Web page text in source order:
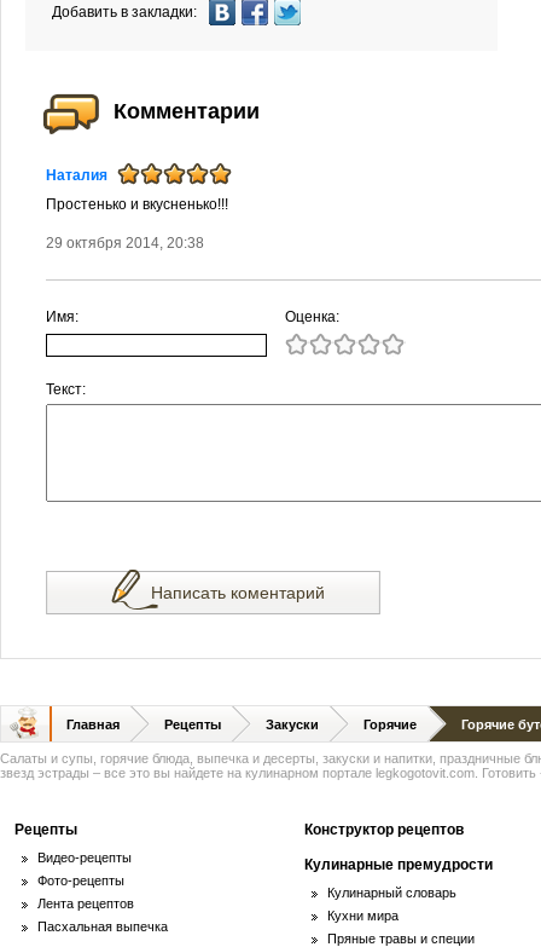
Добавить в закладки:
Комментарии
Наталия
Простенько и вкусненько!!!
29 октября 2014, 20:38
Имя: Оценка:
Текст:
Написать коментарий
Главная Рецепты Закуски Горячие Горячие
Салаты и супы, горячие блюда, выпечка и десерты, закуски и напитки, праздничные
звезд эстрады – все это вы найдете на кулинарном портале legkogotovit.com. Готовить
Рецепты
Видео-рецепты
Фото-рецепты
Лента рецептов
Пасхальная выпечка
Конструктор рецептов
Кулинарные премудрости
Кулинарный словарь
Кухни мира
Пряные травы и специи